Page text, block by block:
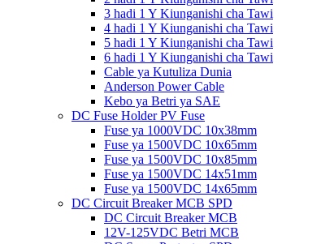
3 hadi 1 Y Kiunganishi cha Tawi
4 hadi 1 Y Kiunganishi cha Tawi
5 hadi 1 Y Kiunganishi cha Tawi
6 hadi 1 Y Kiunganishi cha Tawi
Cable ya Kutuliza Dunia
Anderson Power Cable
Kebo ya Betri ya SAE
DC Fuse Holder PV Fuse
Fuse ya 1000VDC 10x38mm
Fuse ya 1500VDC 10x65mm
Fuse ya 1500VDC 10x85mm
Fuse ya 1500VDC 14x51mm
Fuse ya 1500VDC 14x65mm
DC Circuit Breaker MCB SPD
DC Circuit Breaker MCB
12V-125VDC Betri MCB